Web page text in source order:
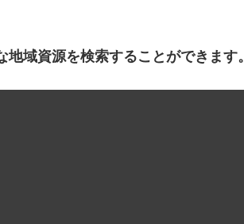
域資源を検索することができます。